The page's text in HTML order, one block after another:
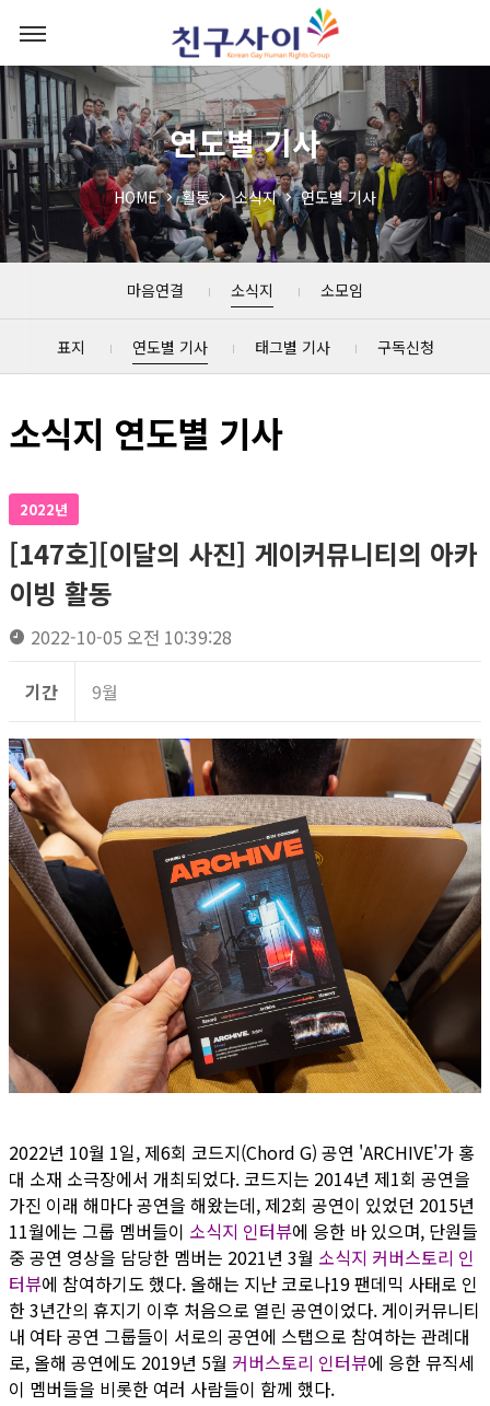
연도별 기사
HOME 활동 소식지 연도별 기사
마음연결 소식지 소모임
표지 연도별 기사 태그별 기사 구독신청
소식지 연도별 기사
2022년
[147호][이달의 사진] 게이커뮤니티의 아카
이빙 활동
2022-10-05 오전 10:39:28
기간 9월
2022년 10월 1일, 제6회 코드지(Chord G) 공연 'ARCHIVE'가 홍
대 소재 소극장에서 개최되었다. 코드지는 2014년 제1회 공연을
가진 이래 해마다 공연을 해왔는데, 제2회 공연이 있었던 2015년
11월에는 그룹 멤버들이 소식지 인터뷰에 응한 바 있으며, 단원들
중 공연 영상을 담당한 멤버는 2021년 3월 소식지 커버스토리 인
터뷰에 참여하기도 했다. 올해는 지난 코로나19 팬데믹 사태로 인
한 3년간의 휴지기 이후 처음으로 열린 공연이었다. 게이커뮤니티
내 여타 공연 그룹들이 서로의 공연에 스탭으로 참여하는 관례대
로, 올해 공연에도 2019년 5월 커버스토리 인터뷰에 응한 뮤직세
이 멤버들을 비롯한 여러 사람들이 함께 했다.